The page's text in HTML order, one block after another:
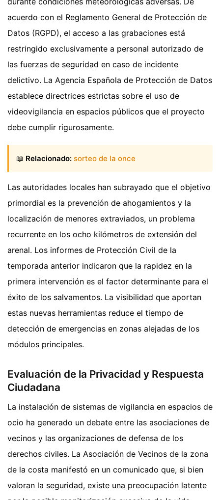
acuerdo con el Reglamento General de Protección de
Datos (RGPD), el acceso a las grabaciones está
restringido exclusivamente a personal autorizado de
las fuerzas de seguridad en caso de incidente
delictivo. La Agencia Española de Protección de Datos
establece directrices estrictas sobre el uso de
videovigilancia en espacios públicos que el proyecto
debe cumplir rigurosamente.
📖 Relacionado: sorteo de la once
Las autoridades locales han subrayado que el objetivo
primordial es la prevención de ahogamientos y la
localización de menores extraviados, un problema
recurrente en los ocho kilómetros de extensión del
arenal. Los informes de Protección Civil de la
temporada anterior indicaron que la rapidez en la
primera intervención es el factor determinante para el
éxito de los salvamentos. La visibilidad que aportan
estas nuevas herramientas reduce el tiempo de
detección de emergencias en zonas alejadas de los
módulos principales.
Evaluación de la Privacidad y Respuesta
Ciudadana
La instalación de sistemas de vigilancia en espacios de
ocio ha generado un debate entre las asociaciones de
vecinos y las organizaciones de defensa de los
derechos civiles. La Asociación de Vecinos de la zona
de la costa manifestó en un comunicado que, si bien
valoran la seguridad, existe una preocupación latente